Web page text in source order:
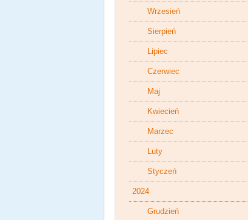
Wrzesień
Sierpień
Lipiec
Czerwiec
Maj
Kwiecień
Marzec
Luty
Styczeń
2024
Grudzień